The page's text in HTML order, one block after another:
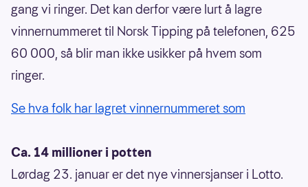
gang vi ringer. Det kan derfor være lurt å lagre
vinnernummeret til Norsk Tipping på telefonen, 625
60 000, så blir man ikke usikker på hvem som
ringer.
Se hva folk har lagret vinnernummeret som
Ca. 14 millioner i potten
Lørdag 23. januar er det nye vinnersjanser i Lotto.